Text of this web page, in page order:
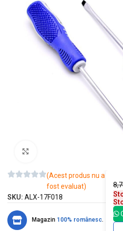
(Acest produs nu a
fost evaluat)
SKU: ALX-17F018
Magazin 100% românesc.